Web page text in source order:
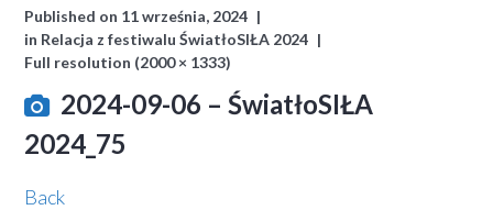
Published on 11 września, 2024
in Relacja z festiwalu ŚwiatłoSIŁA 2024
Full resolution (2000 × 1333)
2024-09-06 – ŚwiatłoSIŁA
2024_75
Back